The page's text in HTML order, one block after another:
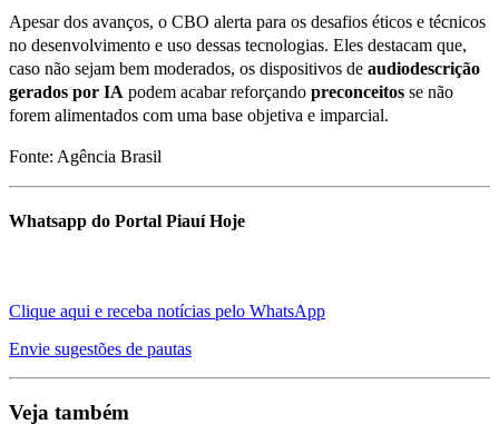
Apesar dos avanços, o CBO alerta para os desafios éticos e técnicos
no desenvolvimento e uso dessas tecnologias. Eles destacam que,
caso não sejam bem moderados, os dispositivos de audiodescrição
gerados por IA podem acabar reforçando preconceitos se não
forem alimentados com uma base objetiva e imparcial.
Fonte: Agência Brasil
Whatsapp do Portal Piauí Hoje
Clique aqui e receba notícias pelo WhatsApp
Envie sugestões de pautas
Veja também